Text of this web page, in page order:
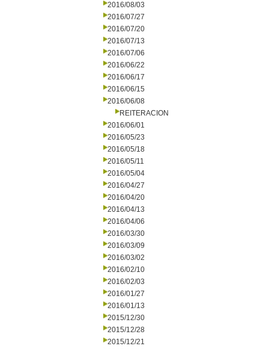
2016/08/03
2016/07/27
2016/07/20
2016/07/13
2016/07/06
2016/06/22
2016/06/17
2016/06/15
2016/06/08
REITERACION
2016/06/01
2016/05/23
2016/05/18
2016/05/11
2016/05/04
2016/04/27
2016/04/20
2016/04/13
2016/04/06
2016/03/30
2016/03/09
2016/03/02
2016/02/10
2016/02/03
2016/01/27
2016/01/13
2015/12/30
2015/12/28
2015/12/21